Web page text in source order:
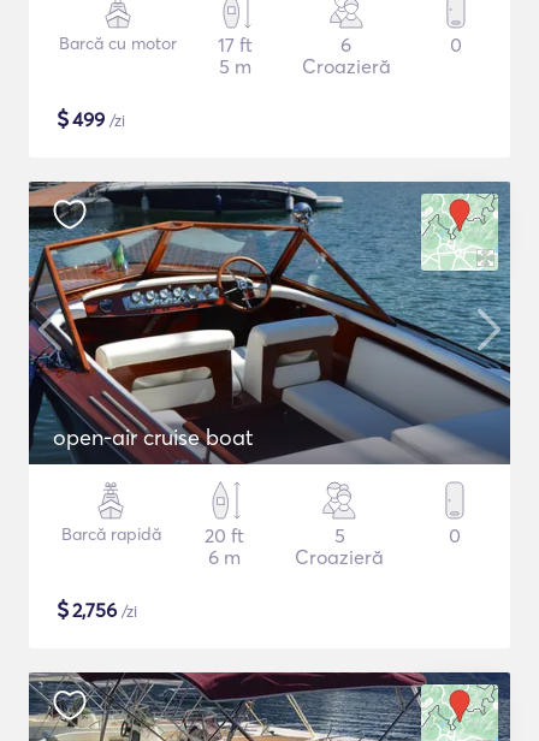
Barcă cu motor
17 ft
5 m
6
Croazieră
0
$499 /zi
open-air cruise boat
Barcă rapidă
20 ft
6 m
5
Croazieră
0
$2,756 /zi